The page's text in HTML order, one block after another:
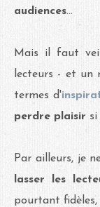
audiences...
Mais il faut
lecteurs - et un
termes d'
perdre plaisir
Par ailleurs, je
lasser les
pourtant fidèles,